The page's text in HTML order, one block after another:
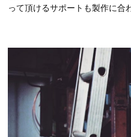
って頂けるサポートも製作に合